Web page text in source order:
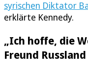
syrischen Diktator
erklärte Kennedy.
„Ich hoffe, die
Freund